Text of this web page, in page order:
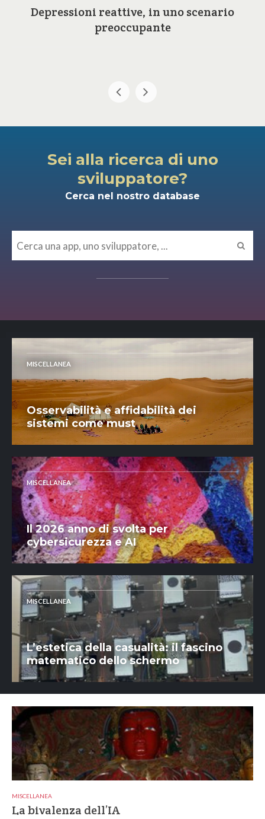
Depressioni reattive, in uno scenario
preoccupante
Sei alla ricerca di uno
sviluppatore?
Cerca nel nostro database
MISCELLANEA
Osservabilità e affidabilità dei
sistemi come must
MISCELLANEA
Il 2026 anno di svolta per
cybersicurezza e AI
MISCELLANEA
L’estetica della casualità: il fascino
matematico dello schermo
MISCELLANEA
La bivalenza dell’IA